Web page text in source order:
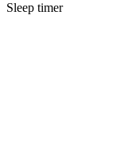
Sleep timer